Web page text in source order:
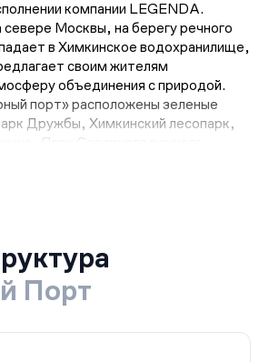
компании LEGENDA.
Москвы, на берегу речного
в Химкинское водохранилище,
своим жителям
объединения с природой.
порт» расположены зеленые
Дружбы, Химкинский лесопарк,
Парк Северного речного
отдыха и занятий спортом.
центр, водный стадион, яхт-клуб
выполнен в виде трех очередей.
(34, 19 и 58 этажей) с общим
Порт